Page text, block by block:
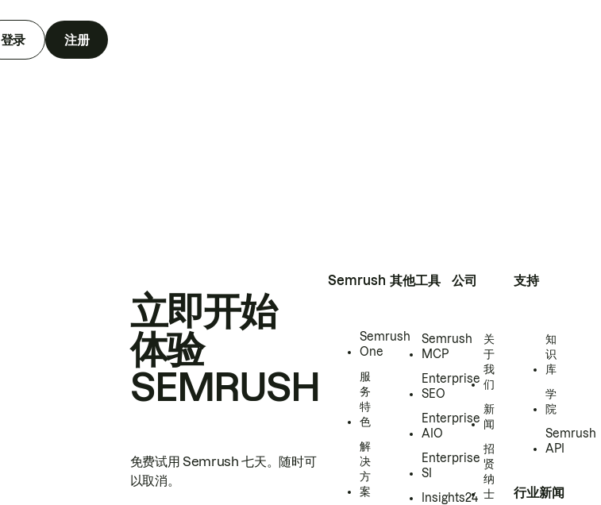
登录 注册
立即开始
体验
SEMRUSH
免费试用 Semrush 七天。随时可
以取消。
Semrush
Semrush
One
服
务
特
色
解
决
方
案
其他工具
Semrush
MCP
Enterprise
SEO
Enterprise
AIO
Enterprise
SI
Insights24
公司
关
于
我
们
新
闻
招
贤
纳
士
支持
知
识
库
学
院
Semrush
API
行业新闻